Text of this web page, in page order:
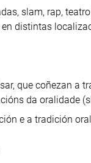
slam, rap,
distintas
que coñezan a
da oralidade
e a tradición